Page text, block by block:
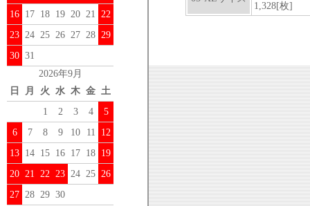
16 17 18 19 20 21 22
23 24 25 26 27 28 29
30 31
2026年9月
日
月 火 水 木 金 土
1
2 3 4
5
6
7 8 9 10 11
12
13 14 15 16 17 18 19
20 21 22 23 24 25 26
27 28 29 30